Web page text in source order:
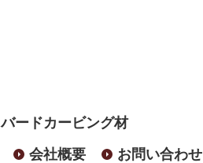
バードカービング材
会社概要
お問い合わせ